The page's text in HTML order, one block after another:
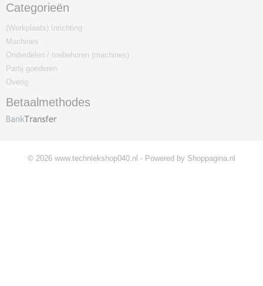
Categorieën
(Werkplaats) Inrichting
Machines
Onderdelen / toebehoren (machines)
Partij goederen
Overig
Betaalmethodes
© 2026 www.techniekshop040.nl - Powered by Shoppagina.nl